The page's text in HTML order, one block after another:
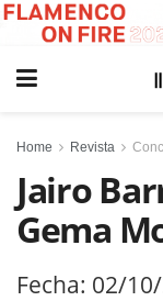
Home Revista
Jairo
Gema
Fecha: 02/